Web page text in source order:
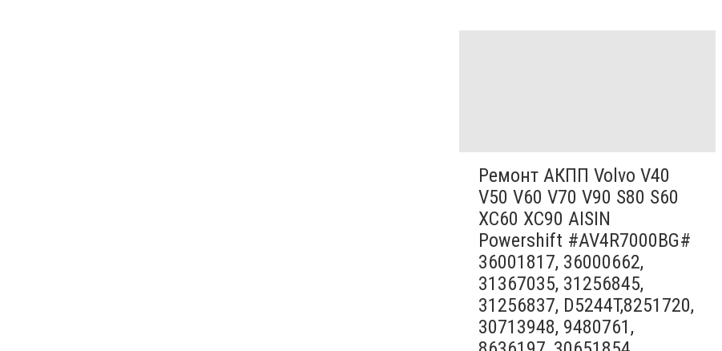
Ремонт АКПП Volvo V40
V50 V60 V70 V90 S80 S60
XC60 XC90 AISIN
Powershift #AV4R7000BG#
36001817, 36000662,
31367035, 31256845,
31256837, D5244T,8251720,
30713948, 9480761,